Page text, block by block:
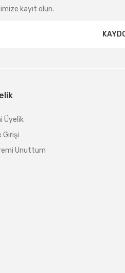
kayıt olun.
Üyelik
Girişi
Unuttum